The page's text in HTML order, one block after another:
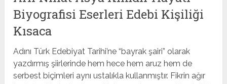
Biyografisi Eserleri Edebi Kişiliği
Kısaca
Adını Türk Edebiyat Tarihi’ne “bayrak şairi” olarak
yazdırmış şiirlerinde hem hece hem aruz hem de
serbest biçimleri aynı ustalıkla kullanmıştır. Fikrin ağır